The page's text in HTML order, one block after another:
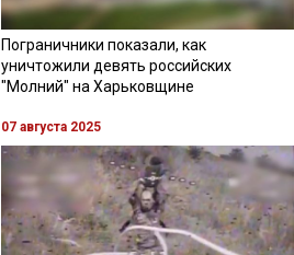
Пограничники показали, как
уничтожили девять российских
"Молний" на Харьковщине
07 августа 2025